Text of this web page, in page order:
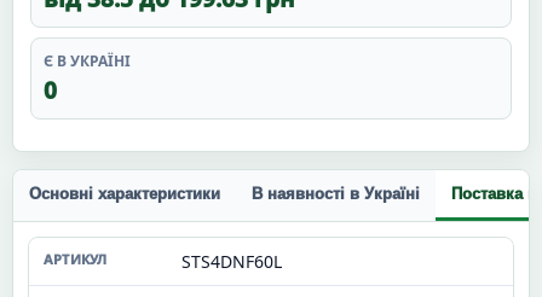
Є В УКРАЇНІ
0
Основні характеристики В наявності в Україні Поставка
STS4DNF60L